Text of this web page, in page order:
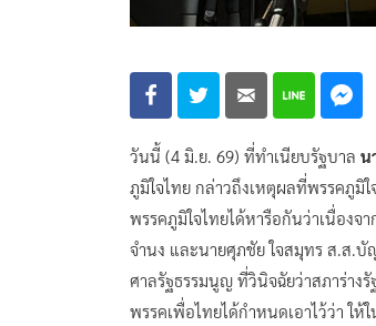
วันนี้ (4 มิ.ย. 69) ที่ทำเนียบรัฐบาล น
ภูมิใจไทย กล่าวถึงเหตุผลที่พรรคภูมิ
พรรคภูมิใจไทยได้หารือกันว่าเนื่อง
จำนง และนายศุภชัย ใจสมุทร ส.ส.บั
ศาลรัฐธรรมนูญ ที่วินิจฉัยว่าสภาร่าง
พรรคเพื่อไทยได้กำหนดเอาไว้ว่า ใ